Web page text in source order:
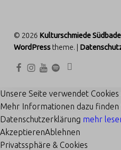
© 2026 Kulturschmiede
WordPresstheme. |
Facebook
Instagram
KuschmieTV
Kuschmie-Radio
Unsere Seite verwendet
Mehr Informationen dazu finden
Datenschutzerklärung mehr
AkzeptierenAblehnen
Privatssphäre & Cookies